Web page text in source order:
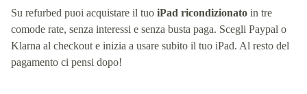
Su refurbed puoi acquistare il tuo iPad ricondizionato in tre
comode rate, senza interessi e senza busta paga. Scegli Paypal o
Klarna al checkout e inizia a usare subito il tuo iPad. Al resto del
pagamento ci pensi dopo!